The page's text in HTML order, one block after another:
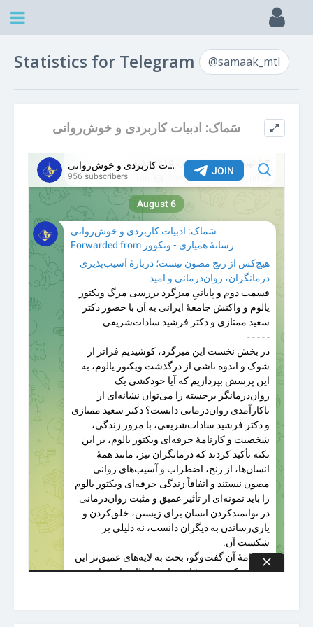
Statistics for Telegram @samaak_mtl
سَماک: ادبیات کاربردی و خوش‌روانی